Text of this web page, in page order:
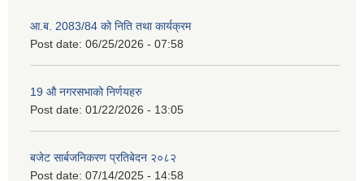
आ.ब. 2083/84 को निति तथा कार्यक्रम
Post date: 06/25/2026 - 07:58
19 औ नगरसभाको निर्णयहरु
Post date: 01/22/2026 - 13:05
बजेट सार्बजनिकरण प्रतिबेदन २०८२
Post date: 07/14/2025 - 14:58